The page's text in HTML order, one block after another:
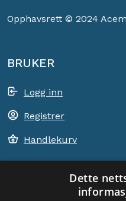
Opphavsrett © 2024
BRUKER
Logg inn
Registrer
Handlekurv
ACEM VERDEN
Dette